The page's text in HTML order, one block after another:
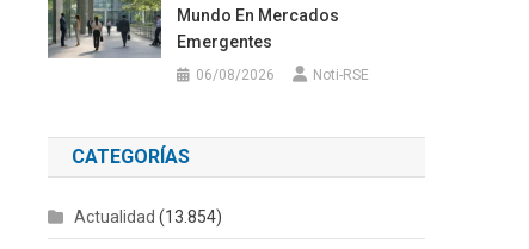
Mundo En Mercados
Emergentes
06/08/2026 Noti-RSE
CATEGORÍAS
Actualidad (13.854)